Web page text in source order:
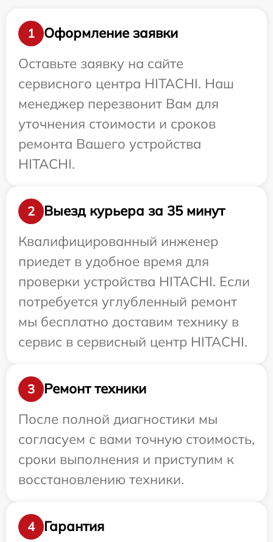
1
Оформление заявки
Оставьте заявку на сайте
сервисного центра HITACHI. Наш
менеджер перезвонит Вам для
уточнения стоимости и сроков
ремонта Вашего устройства
HITACHI.
2
Выезд курьера за 35 минут
Квалифицированный инженер
приедет в удобное время для
проверки устройства HITACHI. Если
потребуется углубленный ремонт
мы бесплатно доставим технику в
сервис в сервисный центр HITACHI.
3
Ремонт техники
После полной диагностики мы
согласуем с вами точную стоимость,
сроки выполнения и приступим к
восстановлению техники.
4
Гарантия